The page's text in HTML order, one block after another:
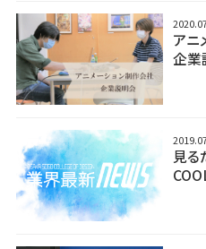
ア
企業
見る